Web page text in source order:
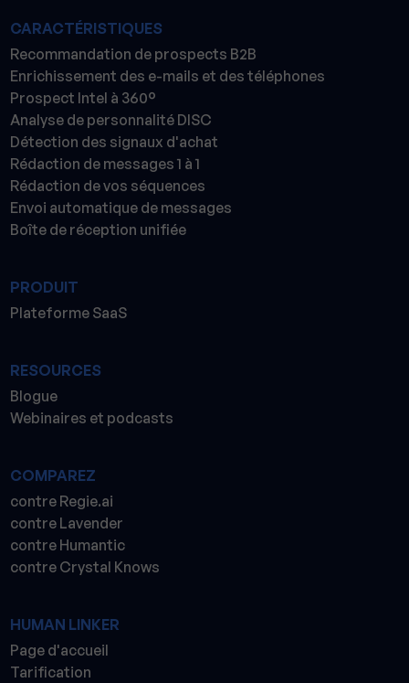
CARACTÉRISTIQUES
Recommandation de prospects B2B
Enrichissement des e-mails et des téléphones
Prospect Intel à 360°
Analyse de personnalité DISC
Détection des signaux d'achat
Rédaction de messages 1 à 1
Rédaction de vos séquences
Envoi automatique de messages
Boîte de réception unifiée
PRODUIT
Plateforme SaaS
RESOURCES
Blogue
Webinaires et podcasts
COMPAREZ
contre Regie.ai
contre Lavender
contre Humantic
contre Crystal Knows
HUMAN LINKER
Page d'accueil
Tarification